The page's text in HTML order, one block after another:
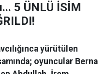
5 ÜNLÜ İSİM
yürütülen
oyuncular Berna